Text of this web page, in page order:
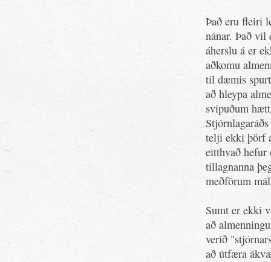
Það eru fleiri
nánar. Það vil
áherslu á er
aðkomu
til dæmis
að hleypa
svipuðum
telji ekki þörf
eitthvað hefur
tillagnanna
meðförum
Sumt er ekki
að
verið
að útfæra